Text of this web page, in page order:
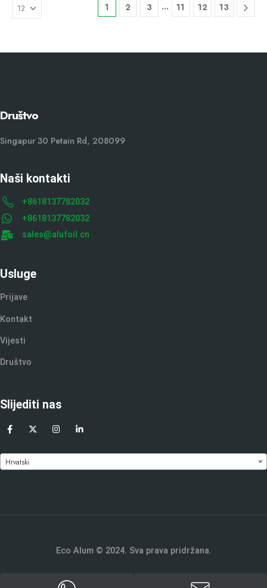
1 2 3 … 11 12 13
Društvo
Singapur 30 Petain Rd, 208099
Naši kontakti
+8618137782032
+8618137782032
sales@alufoil.cn
Usluge
Prijave
Kontakt
Vijesti
Društvo
Slijediti nas
Hrvatski
Eco Alum © 2024. Sva prava pridržana.